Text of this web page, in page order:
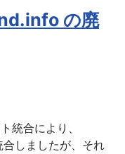
の廃
合により、
しましたが、それ